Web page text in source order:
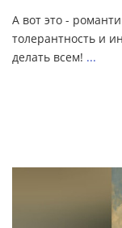
А вот это -
толерантность и
делать всем! ...